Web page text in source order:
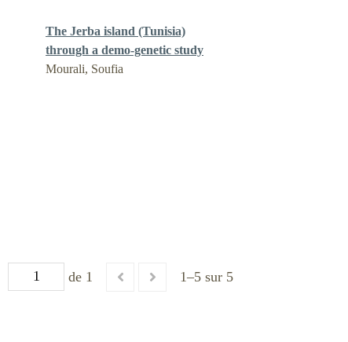
The Jerba island (Tunisia)
through a demo-genetic study
Mourali, Soufia
de 1 1–5 sur 5